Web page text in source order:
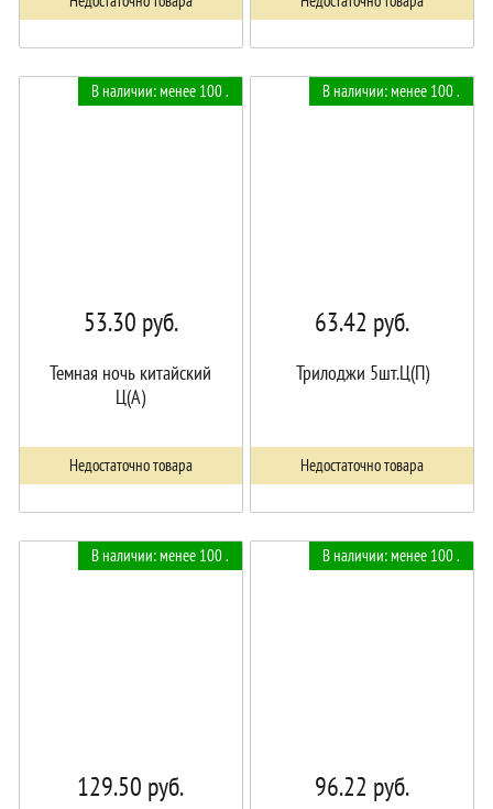
В наличии: менее 100 .
53.30 руб.
Темная ночь китайский
Ц(А)
Недостаточно товара
В наличии: менее 100 .
63.42 руб.
Трилоджи 5шт.Ц(П)
Недостаточно товара
В наличии: менее 100 .
129.50 руб.
В наличии: менее 100 .
96.22 руб.